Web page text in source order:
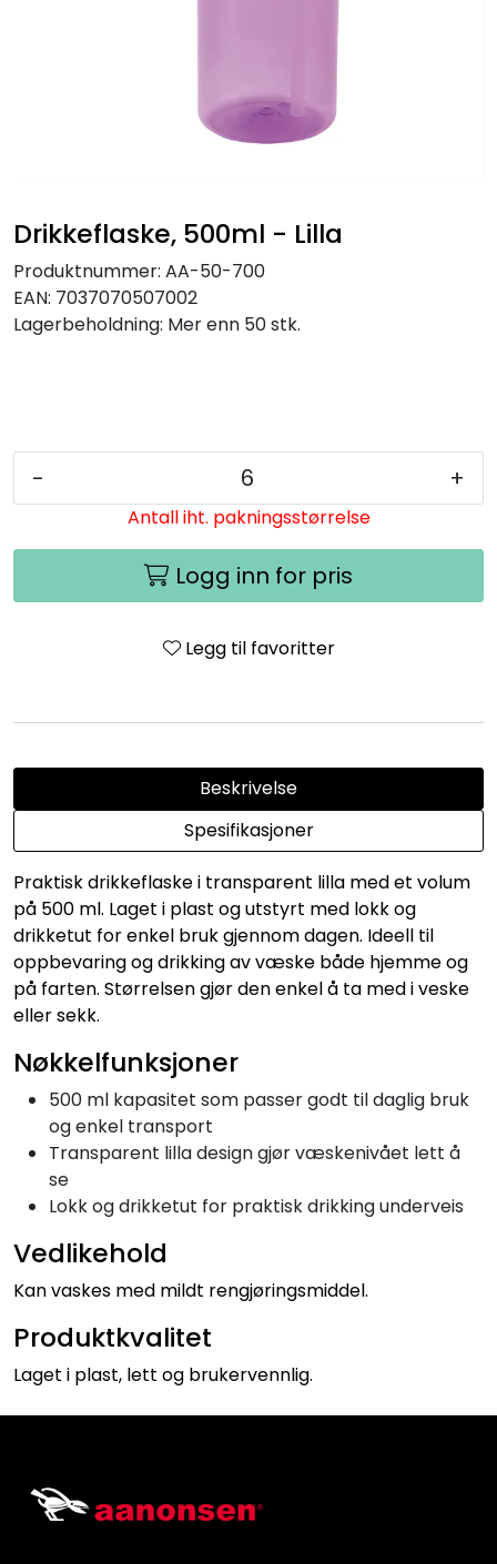
Drikkeflaske, 500ml - Lilla
Produktnummer: AA-50-700
EAN: 7037070507002
Lagerbeholdning: Mer enn 50 stk.
- +
Antall iht. pakningsstørrelse
Logg inn for pris
Legg til favoritter
Beskrivelse
Spesifikasjoner
Praktisk drikkeflaske i transparent lilla med et volum
på 500 ml. Laget i plast og utstyrt med lokk og
drikketut for enkel bruk gjennom dagen. Ideell til
oppbevaring og drikking av væske både hjemme og
på farten. Størrelsen gjør den enkel å ta med i veske
eller sekk.
Nøkkelfunksjoner
500 ml kapasitet som passer godt til daglig bruk
og enkel transport
Transparent lilla design gjør væskenivået lett å
se
Lokk og drikketut for praktisk drikking underveis
Vedlikehold
Kan vaskes med mildt rengjøringsmiddel.
Produktkvalitet
Laget i plast, lett og brukervennlig.